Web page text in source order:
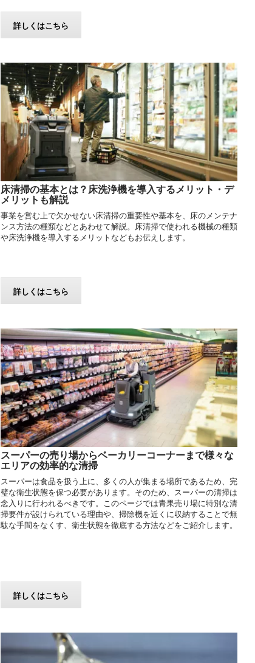
詳しくはこちら
床清掃の基本とは？床洗浄機を導入するメリット・デ
メリットも解説
事業を営む上で欠かせない床清掃の重要性や基本を、床のメンテナ
ンス方法の種類などとあわせて解説。床清掃で使われる機械の種類
や床洗浄機を導入するメリットなどもお伝えします。
詳しくはこちら
スーパーの売り場からベーカリーコーナーまで様々な
エリアの効率的な清掃
スーパーは食品を扱う上に、多くの人が集まる場所であるため、完
璧な衛生状態を保つ必要があります。そのため、スーパーの清掃は
念入りに行われるべきです。このページでは青果売り場に特別な清
掃要件が設けられている理由や、掃除機を近くに収納することで無
駄な手間をなくす、衛生状態を徹底する方法などをご紹介します。
詳しくはこちら